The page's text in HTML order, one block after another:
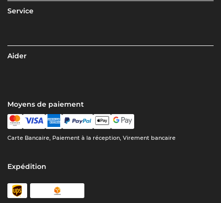
Service
Aider
Moyens de paiement
Carte Bancaire, Paiement à la réception, Virement bancaire
Expédition